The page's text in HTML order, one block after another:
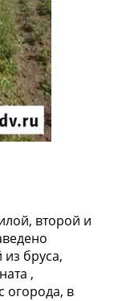
второй и
бруса,
,
огорода, в